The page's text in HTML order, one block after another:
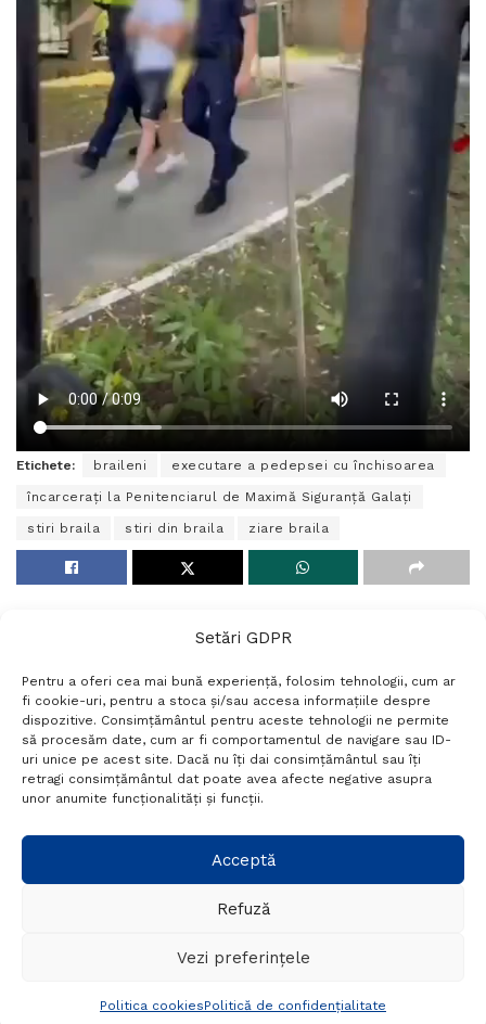
Setări GDPR
Pentru a oferi cea mai bună experiență, folosim tehnologii, cum ar
fi cookie-uri, pentru a stoca și/sau accesa informațiile despre
dispozitive. Consimțământul pentru aceste tehnologii ne permite
să procesăm date, cum ar fi comportamentul de navigare sau ID-
uri unice pe acest site. Dacă nu îți dai consimțământul sau îți
retragi consimțământul dat poate avea afecte negative asupra
unor anumite funcționalități și funcții.
Acceptă
Refuză
Vezi preferințele
Politica cookiesPolitică de confidențialitate
Etichete: braileni executare a pedepsei cu închisoarea
încarcerați la Penitenciarul de Maximă Siguranță Galați
stiri braila stiri din braila ziare braila
Termeni si conditii
Politică de confidențialitate
Politica cookies
Setări GDPR
+40 788 760 194